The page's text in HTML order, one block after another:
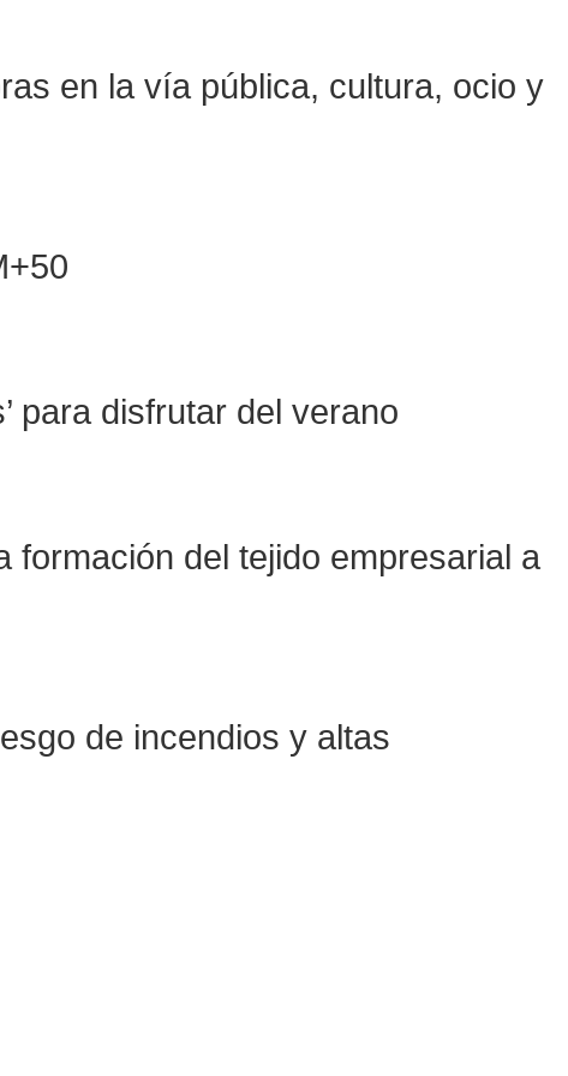
en la vía pública, cultura, ocio y
para disfrutar del verano
formación del tejido empresarial a
de incendios y altas